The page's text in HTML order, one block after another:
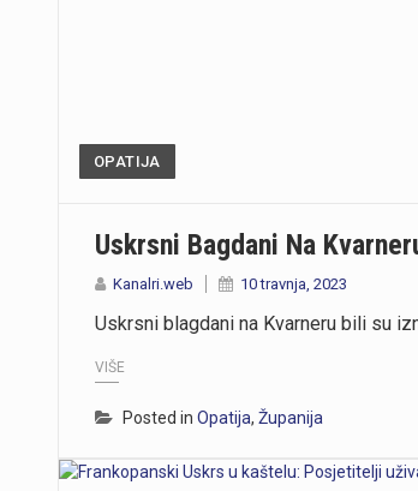
OPATIJA
Uskrsni Bagdani Na
Kanalri.web 10 travnja, 2023
Uskrsni blagdani na Kvarneru bili su
VIŠE
Posted in Opatija, Županija